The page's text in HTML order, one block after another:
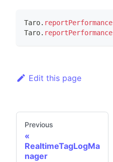
Taro. reportPerformance
Taro. reportPerformance
Edit this page
Previous
RealtimeTagLogMa
nager